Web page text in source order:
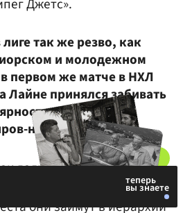
Джетс».
так же резво, как
и молодежном
первом же матче в НХЛ
принялся забивать
возглавив
новичков.
дальше будет
но не менее
они займут в иерархии